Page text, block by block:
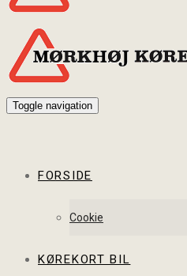
Toggle navigation
FORSIDE
Cookie
KØREKORT BIL